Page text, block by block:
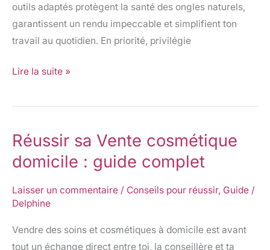
outils adaptés protègent la santé des ongles naturels,
garantissent un rendu impeccable et simplifient ton
travail au quotidien. En priorité, privilégie
Lire la suite »
Réussir sa Vente cosmétique
domicile : guide complet
Laisser un commentaire / Conseils pour réussir, Guide /
Delphine
Vendre des soins et cosmétiques à domicile est avant
tout un échange direct entre toi, la conseillère et ta
Réussir
sa
Vente
cosmétique
domicile